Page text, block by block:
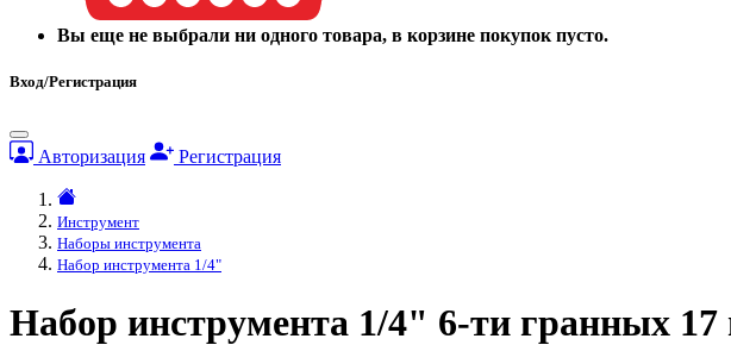
Вы еще не выбрали ни одного товара, в корзине покупок пусто.
Вход/Регистрация
Авторизация Регистрация
Инструмент
Наборы инструмента
Набор инструмента 1/4"
Набор инструмента 1/4" 6-ти гранных 17